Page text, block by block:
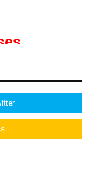
etc.
Languages
etc.